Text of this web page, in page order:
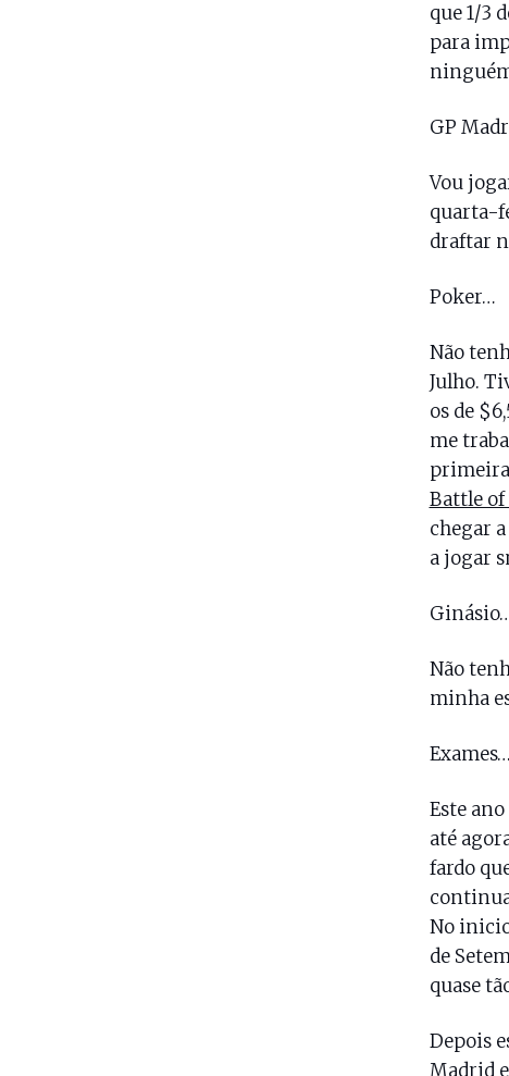
que 1/3
para
GP
Vou
quarta-
draftar
Poker…
Não
Julho.
os de
me
primeira
Battle of
chegar a
a jogar
Não
minha
Exames…
Este
até
fardo
No
de
quase
Depois
Madrid